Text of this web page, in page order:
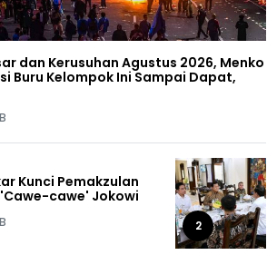
dan Kerusuhan Agustus 2026, Menko
Buru Kelompok Ini Sampai Dapat,
Kunci Pemakzulan
cawe' Jokowi
2